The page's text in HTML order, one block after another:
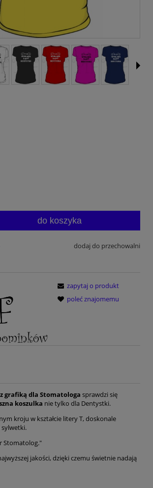
do koszyka
dodaj do przechowalni
zapytaj o produkt
poleć znajomemu
grafiką dla Stomatologa sprawdzi się
koszulka nie tylko dla Dentystki.
kroju w kształcie litery T, doskonale
Stomatolog."
jakości, dzięki czemu świetnie nadają